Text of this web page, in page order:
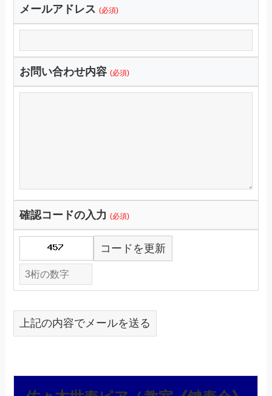
メールアドレス (必須)
お問い合わせ内容 (必須)
確認コードの入力(必須)
コードを更新
上記の内容でメールを送る